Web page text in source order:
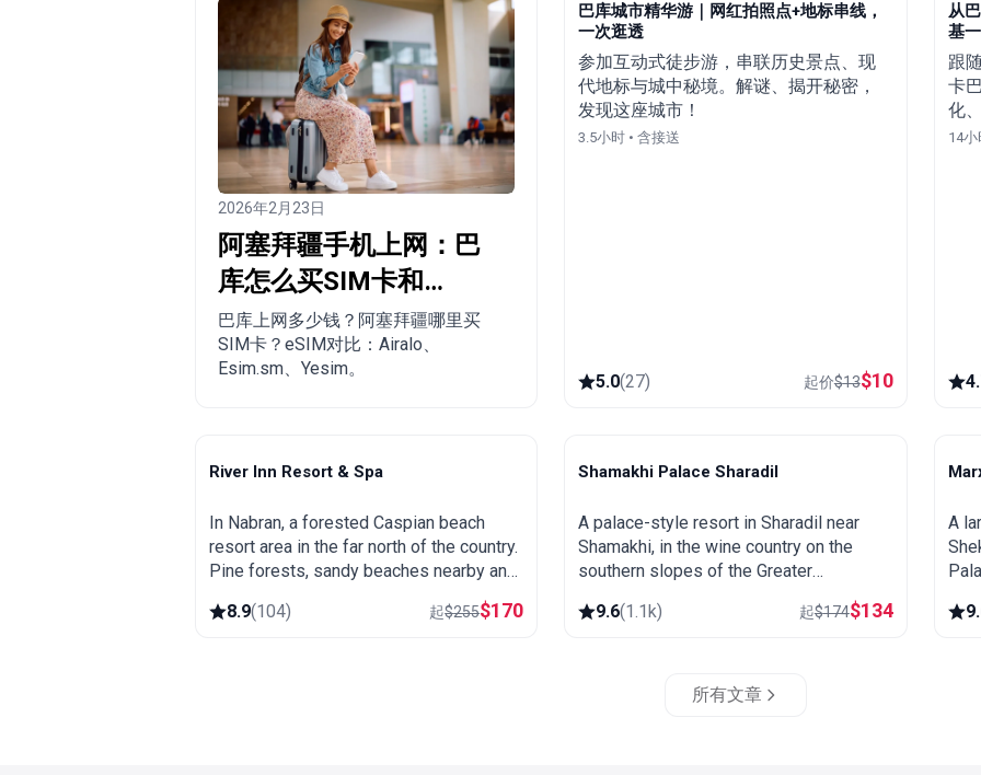
2026年2月23日
阿塞拜疆手机上网：巴
库怎么买SIM卡和
eSIM？
巴库上网多少钱？阿塞拜疆哪里买
SIM卡？eSIM对比：Airalo、
Esim.sm、Yesim。
巴库城市精华游｜网红拍照点+地标串线，
一次逛透
参加互动式徒步游，串联历史景点、现
代地标与城中秘境。解谜、揭开秘密，
发现这座城市！
3.5小时 • 含接送
5.0(27) 起价$13$10
从
基
跟
卡
化
费
14小
Nabran
River Inn Resort & Spa
In Nabran, a forested Caspian beach
resort area in the far north of the country.
Pine forests, sandy beaches nearby and
a spa, popular as a summer getaway
from Baku.
8.9(104) 起$255$170
Shamakhi
Shamakhi Palace Sharadil
A palace-style resort in Sharadil near
Shamakhi, in the wine country on the
southern slopes of the Greater
mausoleum, the Yeddi Gumbaz tombs
9.6(1.1k) 起$174$134
A
所有文章